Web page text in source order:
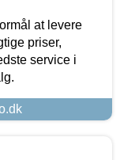
at levere
priser,
service i